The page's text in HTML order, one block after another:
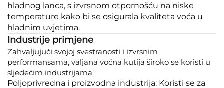
hladnog lanca, s izvrsnom otpornošću na niske
temperature kako bi se osigurala kvaliteta voća u
hladnim uvjetima.
Industrije primjene
Zahvaljujući svojoj svestranosti i izvrsnim
performansama, valjana voćna kutija široko se koristi u
sljedećim industrijama:
Poljoprivredna i proizvodna industrija: Koristi se za